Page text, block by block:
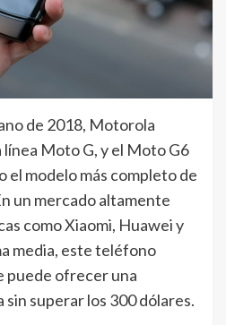
de 2018, Motorola
Moto G, y el Moto G6
el modelo más completo de
un mercado altamente
como Xiaomi, Huawei y
media, este teléfono
puede ofrecer una
superar los 300 dólares.